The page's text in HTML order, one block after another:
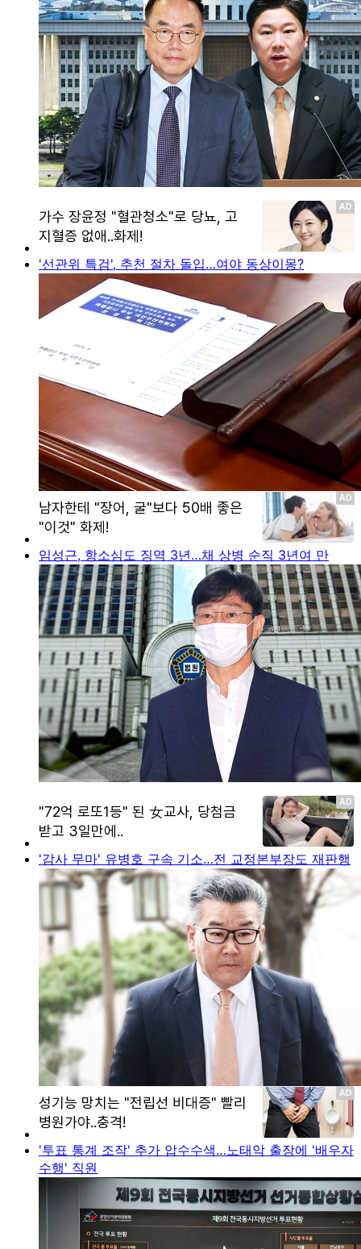
'선관위 특검', 추천 절차 돌입…여야 동상이몽?
임성근, 항소심도 징역 3년…채 상병 순직 3년여 만
'감사 무마' 유병호 구속 기소…전 교정본부장도 재판행
'투표 통계 조작' 추가 압수수색…노태악 출장에 '배우자
수행' 직원